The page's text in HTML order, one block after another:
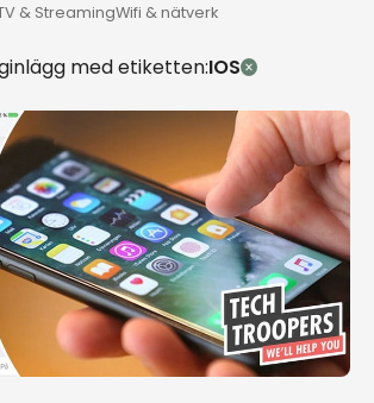
& StreamingWifi & nätverk
med etiketten:IOS